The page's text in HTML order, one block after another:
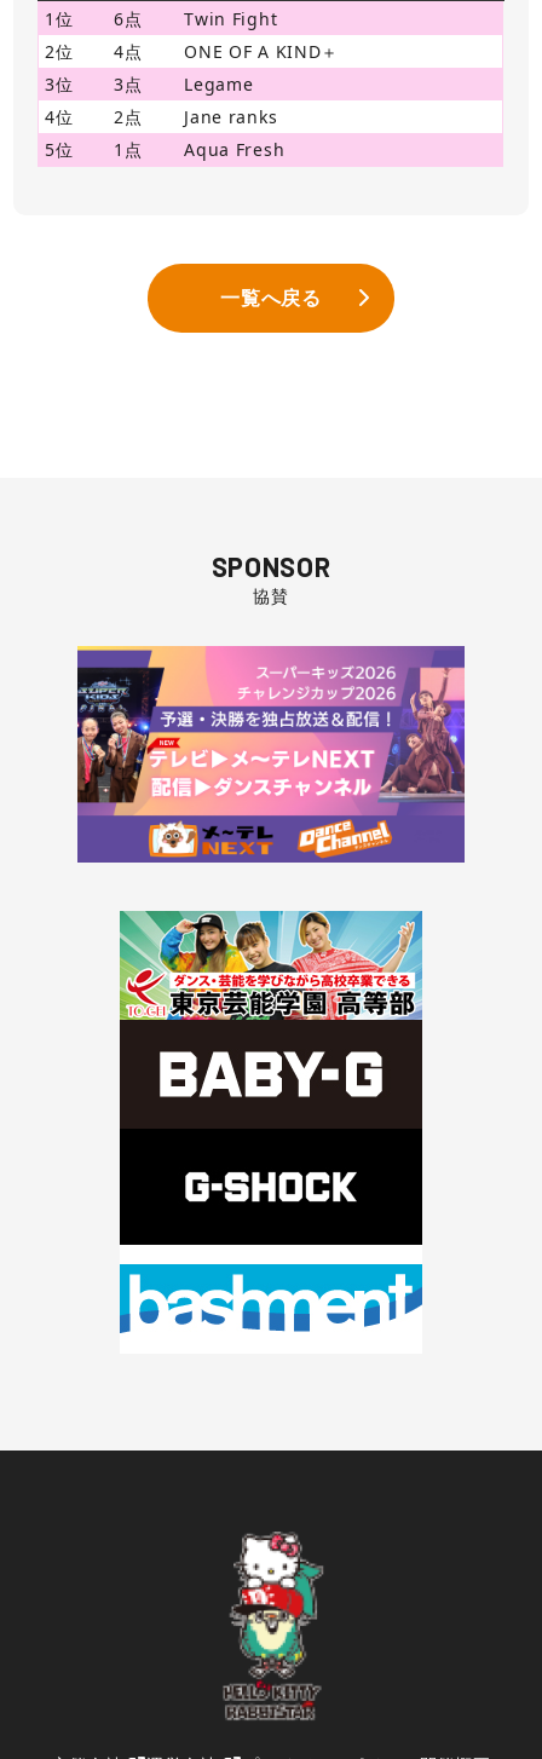
1位
6点
Twin Fight
2位
4点
ONE OF A KIND＋
3位
3点
Legame
4位
2点
Jane ranks
5位
1点 Aqua Fresh
一覧へ戻る
SPONSOR
協賛